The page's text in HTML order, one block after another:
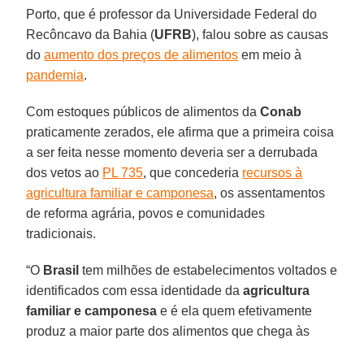
Porto, que é professor da Universidade Federal do
Recôncavo da Bahia (UFRB), falou sobre as causas
doaumento dos preços de alimentos em meio à
pandemia.
Com estoques públicos de alimentos daConab
praticamente zerados, ele afirma que a primeira coisa
a ser feita nesse momento deveria ser a derrubada
dos vetos ao PL 735, que concederia recursos à
agricultura familiar e camponesa, os assentamentos
de reforma agrária, povos e comunidades
tradicionais.
“O Brasil tem milhões de estabelecimentos voltados e
identificados com essa identidade daagricultura
familiar e camponesa e é ela quem efetivamente
produz a maior parte dos alimentos que chega às